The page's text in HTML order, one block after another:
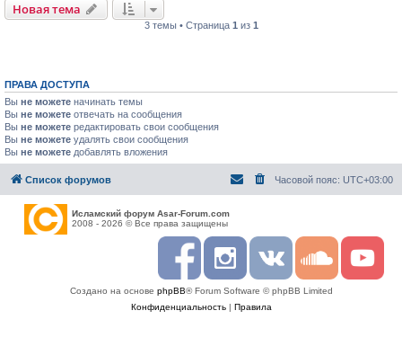
Новая тема
3 темы • Страница 1 из 1
ПРАВА ДОСТУПА
Вы не можете начинать темы
Вы не можете отвечать на сообщения
Вы не можете редактировать свои сообщения
Вы не можете удалять свои сообщения
Вы не можете добавлять вложения
Список форумов Часовой пояс: UTC+03:00
Исламский форум Asar-Forum.com
2008 - 2026 © Все права защищены
F
c
e
o
I
s
t
a
g
R
S
S
u
n
Y
u
Создано на основе phpBB® Forum Software © phpBB Limited
Конфиденциальность| Правила